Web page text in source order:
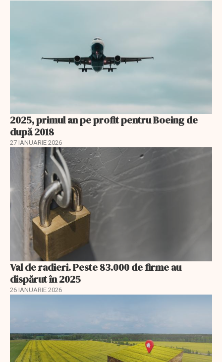
2025, primul an pe profit pentru Boeing de
după 2018
27 IANUARIE 2026
Val de radieri. Peste 83.000 de firme au
dispărut în 2025
26 IANUARIE 2026